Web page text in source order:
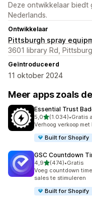
Deze ontwikkelaar biedt
Nederlands.
Ontwikkelaar
Pittsburgh spray
3601 library Rd,
Geïntroduceerd
11 oktober 2024
Meer apps zoals
Essential Trust
5,0van 5 sterren
(1.034)
1034 recensies in
•Gratis
Verhoog verkoop
Built for Shopify
GSC Countdown
4,9van 5 sterren
(474)
474 recensies in
•Gratis
Voeg countdown
sales te stimuleren
Built for Shopify